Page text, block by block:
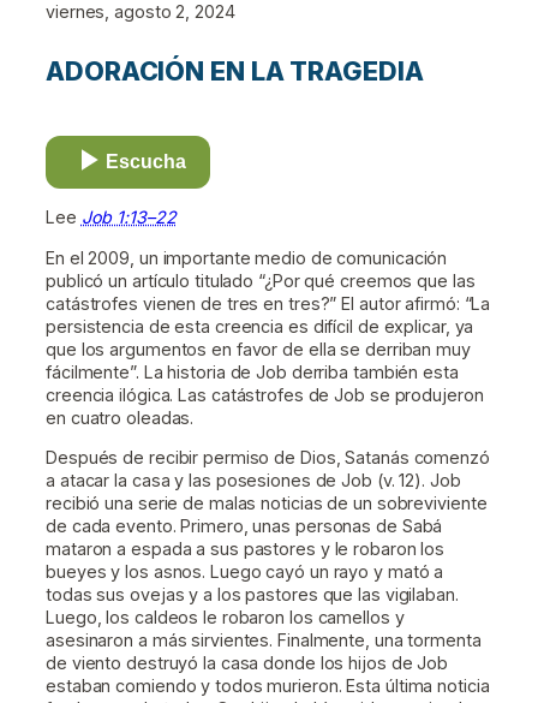
viernes, agosto 2, 2024
ADORACIÓN EN LA TRAGEDIA
Escucha
Lee Job 1:13–22
En el 2009, un importante medio de comunicación
publicó un artículo titulado “¿Por qué creemos que las
catástrofes vienen de tres en tres?” El autor afirmó: “La
persistencia de esta creencia es difícil de explicar, ya
que los argumentos en favor de ella se derriban muy
fácilmente”. La historia de Job derriba también esta
creencia ilógica. Las catástrofes de Job se produjeron
en cuatro oleadas.
Después de recibir permiso de Dios, Satanás comenzó
a atacar la casa y las posesiones de Job (v. 12). Job
recibió una serie de malas noticias de un sobreviviente
de cada evento. Primero, unas personas de Sabá
mataron a espada a sus pastores y le robaron los
bueyes y los asnos. Luego cayó un rayo y mató a
todas sus ovejas y a los pastores que las vigilaban.
Luego, los caldeos le robaron los camellos y
asesinaron a más sirvientes. Finalmente, una tormenta
de viento destruyó la casa donde los hijos de Job
estaban comiendo y todos murieron. Esta última noticia